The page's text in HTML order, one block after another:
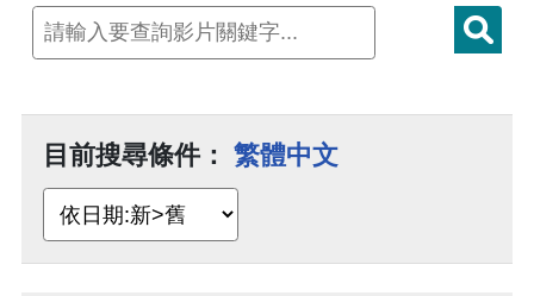
目前搜尋條件： 繁體中文